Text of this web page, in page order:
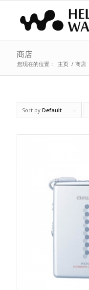
商店
您现在的位置： 主页 / 商店
Sort by Default